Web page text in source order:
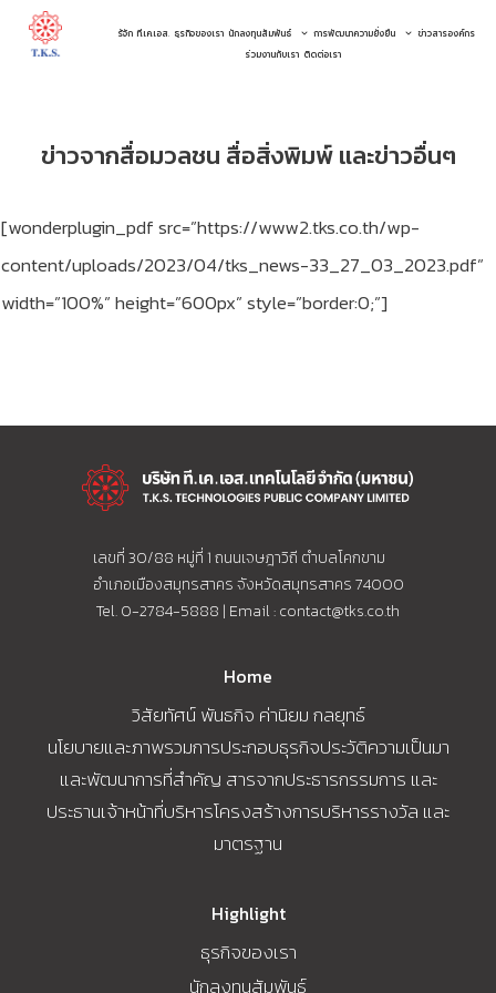
รู้จัก ที.เค.เอส. ธุรกิจของเรา นักลงทุนสัมพันธ์ การพัฒนาความยั่งยืน
ข่าวสารองค์กร
ร่วมงานกับเรา ติดต่อเรา
ข่าวจากสื่อมวลชน สื่อสิ่งพิมพ์ และข่าวอื่นๆ
[wonderplugin_pdf src=”https://www2.tks.co.th/wp-
content/uploads/2023/04/tks_news-33_27_03_2023.pdf”
width=”100%” height=”600px” style=”border:0;”]
เลขที่ 30/88 หมู่ที่ 1 ถนนเจษฎาวิถี ตำบลโคกขาม
อำเภอเมืองสมุทรสาคร จังหวัดสมุทรสาคร 74000
Tel. 0-2784-5888 | Email :contact@tks.co.th
Home
วิสัยทัศน์ พันธกิจ ค่านิยม กลยุทธ์
นโยบายและภาพรวมการประกอบธุรกิจประวัติความเป็นมา
และพัฒนาการที่สำคัญ สารจากประธารกรรมการ และ
ประธานเจ้าหน้าที่บริหารโครงสร้างการบริหารรางวัล และ
มาตรฐาน
Highlight
ธุรกิจของเรา
นักลงทุนสัมพันธ์